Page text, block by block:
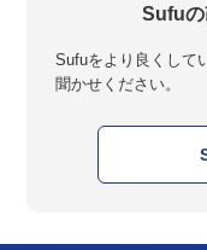
Sufuの
Sufuをより良くして
聞かせください。